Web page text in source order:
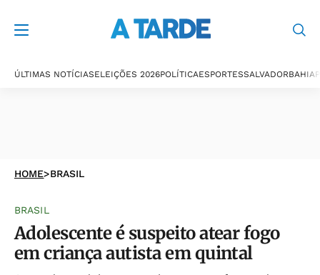
ÚLTIMAS NOTÍCIASELEIÇÕES 2026POLÍTICAESPORTESSALVADORBAHIA
HOME>BRASIL
BRASIL
Adolescente é suspeito atear fogo
em criança autista em quintal